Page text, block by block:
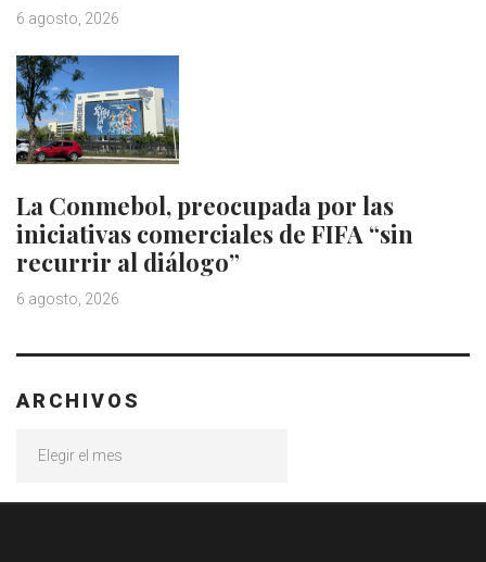
6 agosto, 2026
La Conmebol, preocupada por las
iniciativas comerciales de FIFA “sin
recurrir al diálogo”
6 agosto, 2026
ARCHIVOS